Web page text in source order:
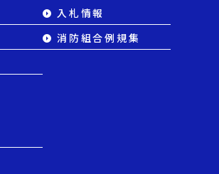
入札情報
消防組合例規集